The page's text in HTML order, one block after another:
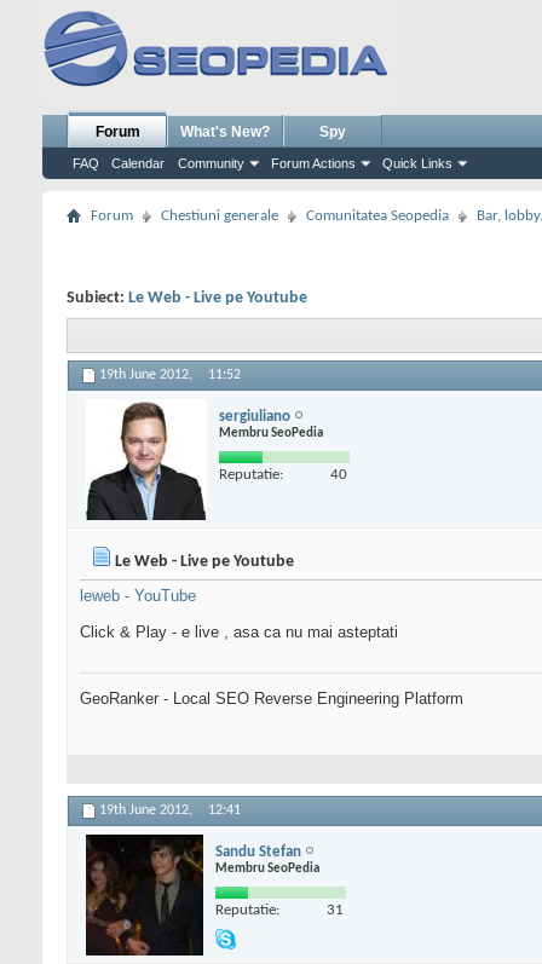
Forum
FAQ Calendar Community Forum Actions Quick Links
What's New? Spy
Forum Chestiuni generale Comunitatea Seopedia Bar,
Subiect: Le Web - Live pe Youtube
19th June 2012, 11:52
sergiuliano
Membru SeoPedia
Reputatie: 40
Le Web - Live pe Youtube
leweb - YouTube
Click & Play - e live , asa ca nu mai asteptati
GeoRanker - Local SEO Reverse Engineering Platform
19th June 2012, 12:41
Sandu Stefan
Membru SeoPedia
Reputatie: 31